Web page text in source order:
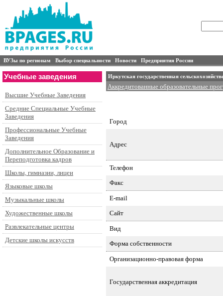
ВУЗы по регионам Выбор специальности Новости Предприятия России
Учебные заведения
Высшие Учебные Заведения
Средние Специальные Учебные
Заведения
Профессиональные Учебные
Заведения
Дополнительное Образование и
Переподготовка кадров
Школы, гимназии, лицеи
Языковые школы
Музыкальные школы
Художественные школы
Развлекательные центры
Детские школы искусств
Иркутская государственная
Аккредитованные образовательные
Город
Адрес
Телефон
Факс
E-mail
Сайт
Вид
Форма собственности
Организационно-правовая форма
Государственная аккредитация